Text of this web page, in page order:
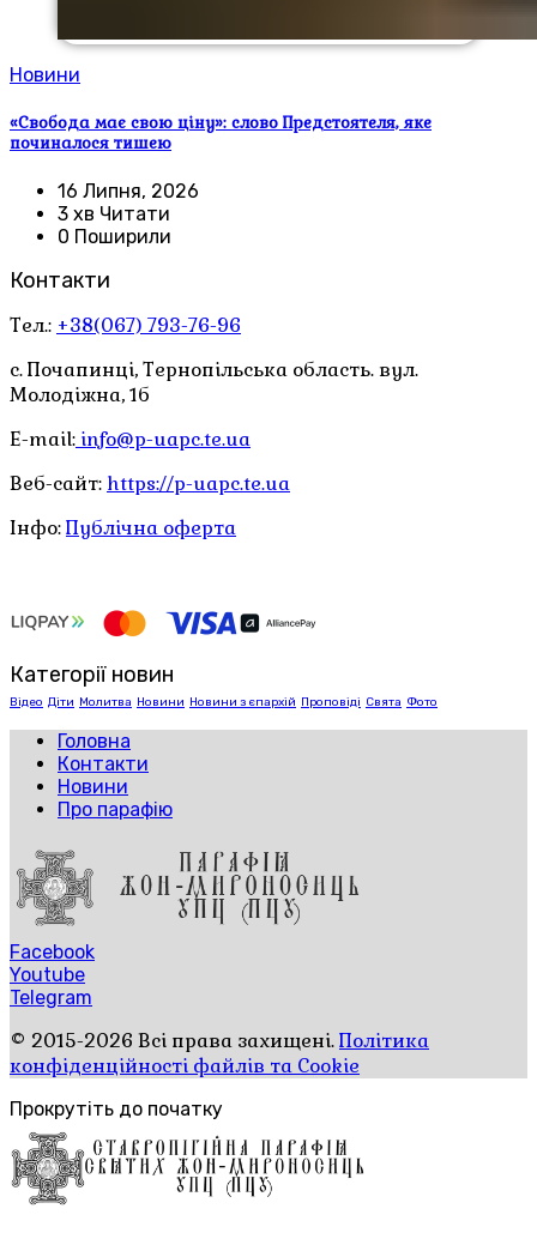
Новини
«Свобода має свою ціну»: слово Предстоятеля, яке
починалося тишею
16 Липня, 2026
3 хв Читати
0 Поширили
Контакти
Тел.: +38(067) 793-76-96
с. Почапинці, Тернопільська область. вул.
Молодіжна, 1б
E-mail: info@p-uapc.te.ua
Веб-сайт: https://p-uapc.te.ua
Інфо:Публічна оферта
Категорії новин
Відео Діти Молитва Новини Новини з єпархій Проповіді Свята Фото
Головна
Контакти
Новини
Про парафію
Facebook
Youtube
Telegram
© 2015-2026 Всі права захищені.Політика
конфіденційності файлів та Cookie
Прокрутіть до початку